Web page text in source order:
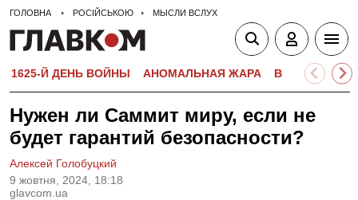
ГОЛОВНА РОСІЙСЬКОЮ МЫСЛИ ВСЛУХ
1625-Й ДЕНЬ ВОЙНЫ АНОМАЛЬНАЯ ЖАРА
Нужен ли Саммит миру, если не
будет гарантий безопасности?
9 жовтня, 2024, 18:18
glavcom.ua
Алексей Голобуцкий